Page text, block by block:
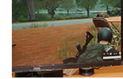
임을 할 때 가장 큰 효과를 얻을 수 있는데